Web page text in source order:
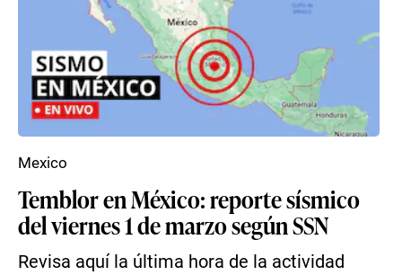
Temblor en México: reporte sísmico
del viernes 1 de marzo según SSN
Revisa aquí la última hora de la actividad
Mexico